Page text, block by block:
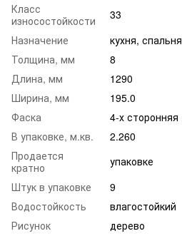
Класс
износостойкости
33
Назначение
кухня, спальня
Толщина, мм
8
Длина, мм
1290
Ширина, мм
195.0
Фаска
4-х сторонняя
В упаковке, м.кв.
2.260
Продается
кратно
упаковке
Штук в упаковке
9
Водостойкость
влагостойкий
Рисунок
дерево